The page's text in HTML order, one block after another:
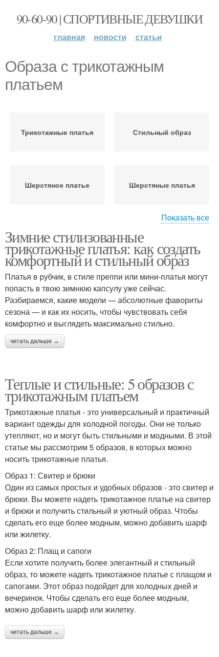
90-60-90 | СПОРТИВНЫЕ ДЕВУШКИ
главная новости статьи
Образа с трикотажным
платьем
Трикотажные платья Стильный образ
Шерстяное платье Шерстяные платья
Платья в стиле Платья для зимы
Трикотажное платье Платье для зимы
Платье в рубчик
Показать все
Зимние стилизованные
трикотажные платья: как создать
комфортный и стильный образ
Платья в рубчик, в стиле преппи или мини-платья могут
попасть в твою зимнюю капсулу уже сейчас.
Разбираемся, какие модели — абсолютные фавориты
сезона — и как их носить, чтобы чувствовать себя
комфортно и выглядеть максимально стильно.
читать дальше →
Теплые и стильные: 5 образов с
трикотажным платьем
Трикотажные платья - это универсальный и практичный
вариант одежды для холодной погоды. Они не только
утепляют, но и могут быть стильными и модными. В этой
статье мы рассмотрим 5 образов, в которых можно
носить трикотажные платья.
Образ 1: Свитер и брюки
Один из самых простых и удобных образов - это свитер и
брюки. Вы можете надеть трикотажное платье на свитер
и брюки и получить стильный и уютный образ. Чтобы
сделать его еще более модным, можно добавить шарф
или жилетку.
Образ 2: Плащ и сапоги
Если хотите получить более элегантный и стильный
образ, то можете надеть трикотажное платье с плащом и
сапогами. Этот образ подойдет для холодных дней и
вечеринок. Чтобы сделать его еще более модным,
можно добавить шарф или жилетку.
читать дальше →